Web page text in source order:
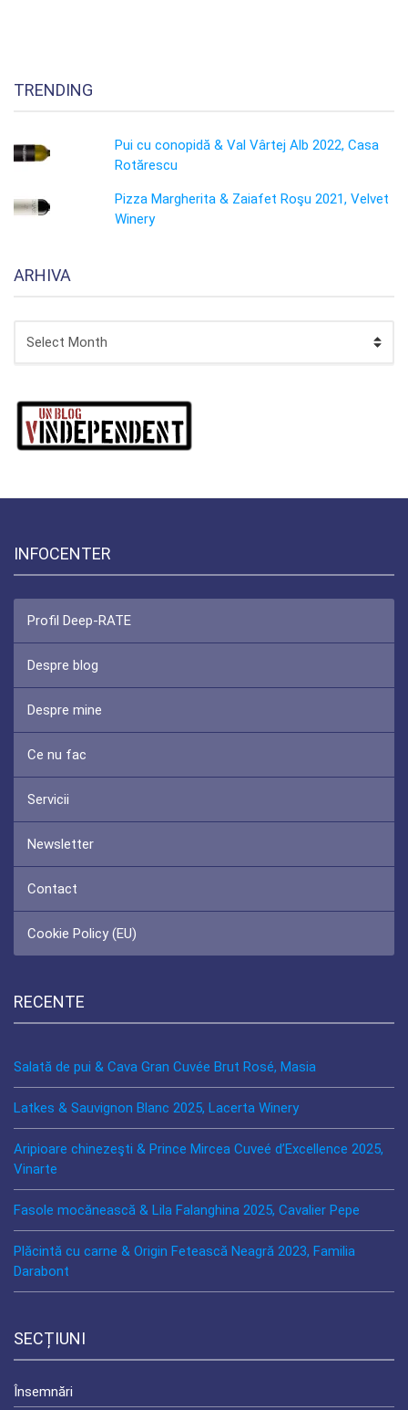
TRENDING
Pui cu conopidă & Val Vârtej Alb 2022, Casa
Rotărescu
Pizza Margherita & Zaiafet Roşu 2021, Velvet
Winery
ARHIVA
INFOCENTER
Profil Deep-RATE
Despre blog
Despre mine
Ce nu fac
Servicii
Newsletter
Contact
Cookie Policy (EU)
RECENTE
Salată de pui & Cava Gran Cuvée Brut Rosé, Masia
Latkes & Sauvignon Blanc 2025, Lacerta Winery
Aripioare chinezeşti & Prince Mircea Cuveé d’Excellence 2025,
Vinarte
Fasole mocănească & Lila Falanghina 2025, Cavalier Pepe
Plăcintă cu carne & Origin Fetească Neagră 2023, Familia
Darabont
SECȚIUNI
Însemnări